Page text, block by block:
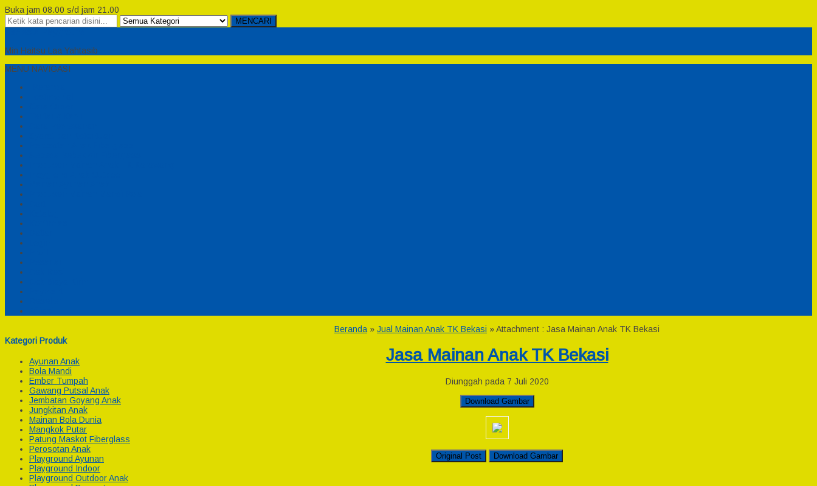
Buka jam 08.00 s/d jam 21.00
MENCARI
Min Haitsu Laa Yahtasib
MENU NAVIGASI
Kategori Produk
Ayunan Anak
Bola Mandi
Ember Tumpah
Gawang Putsal Anak
Jembatan Goyang Anak
Jungkitan Anak
Mainan Bola Dunia
Mangkok Putar
Patung Maskot Fiberglass
Perosotan Anak
Playground Ayunan
Playground Indoor
Playground Outdoor Anak
Beranda » Jual Mainan Anak TK Bekasi » Attachment : Jasa Mainan Anak TK Bekasi
Jasa Mainan Anak TK Bekasi
Diunggah pada 7 Juli 2020
Download Gambar
Original Post Download Gambar